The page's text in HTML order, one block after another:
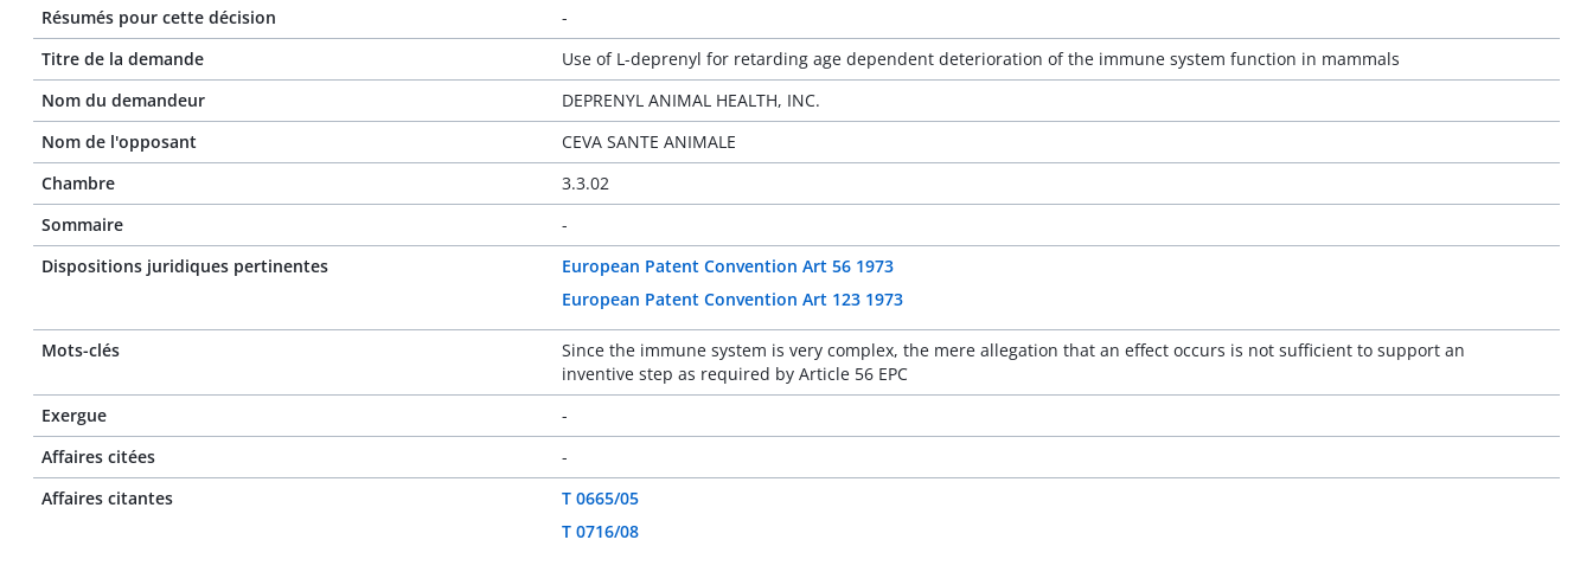
Résumés pour cette décision
-
Titre de la demande
Use of L-deprenyl for retarding age dependent deterioration of the immune system function in mammals
Nom du demandeur
DEPRENYL ANIMAL HEALTH, INC.
Nom de l'opposant
CEVA SANTE ANIMALE
Chambre
3.3.02
Sommaire
-
Dispositions juridiques pertinentes
European Patent Convention Art 56 1973
European Patent Convention Art 123 1973
Mots-clés
Since the immune system is very complex, the mere allegation that an effect occurs is not sufficient to support an
inventive step as required by Article 56 EPC
Exergue
-
Affaires citées
-
Affaires citantes
T 0665/05
T 0716/08